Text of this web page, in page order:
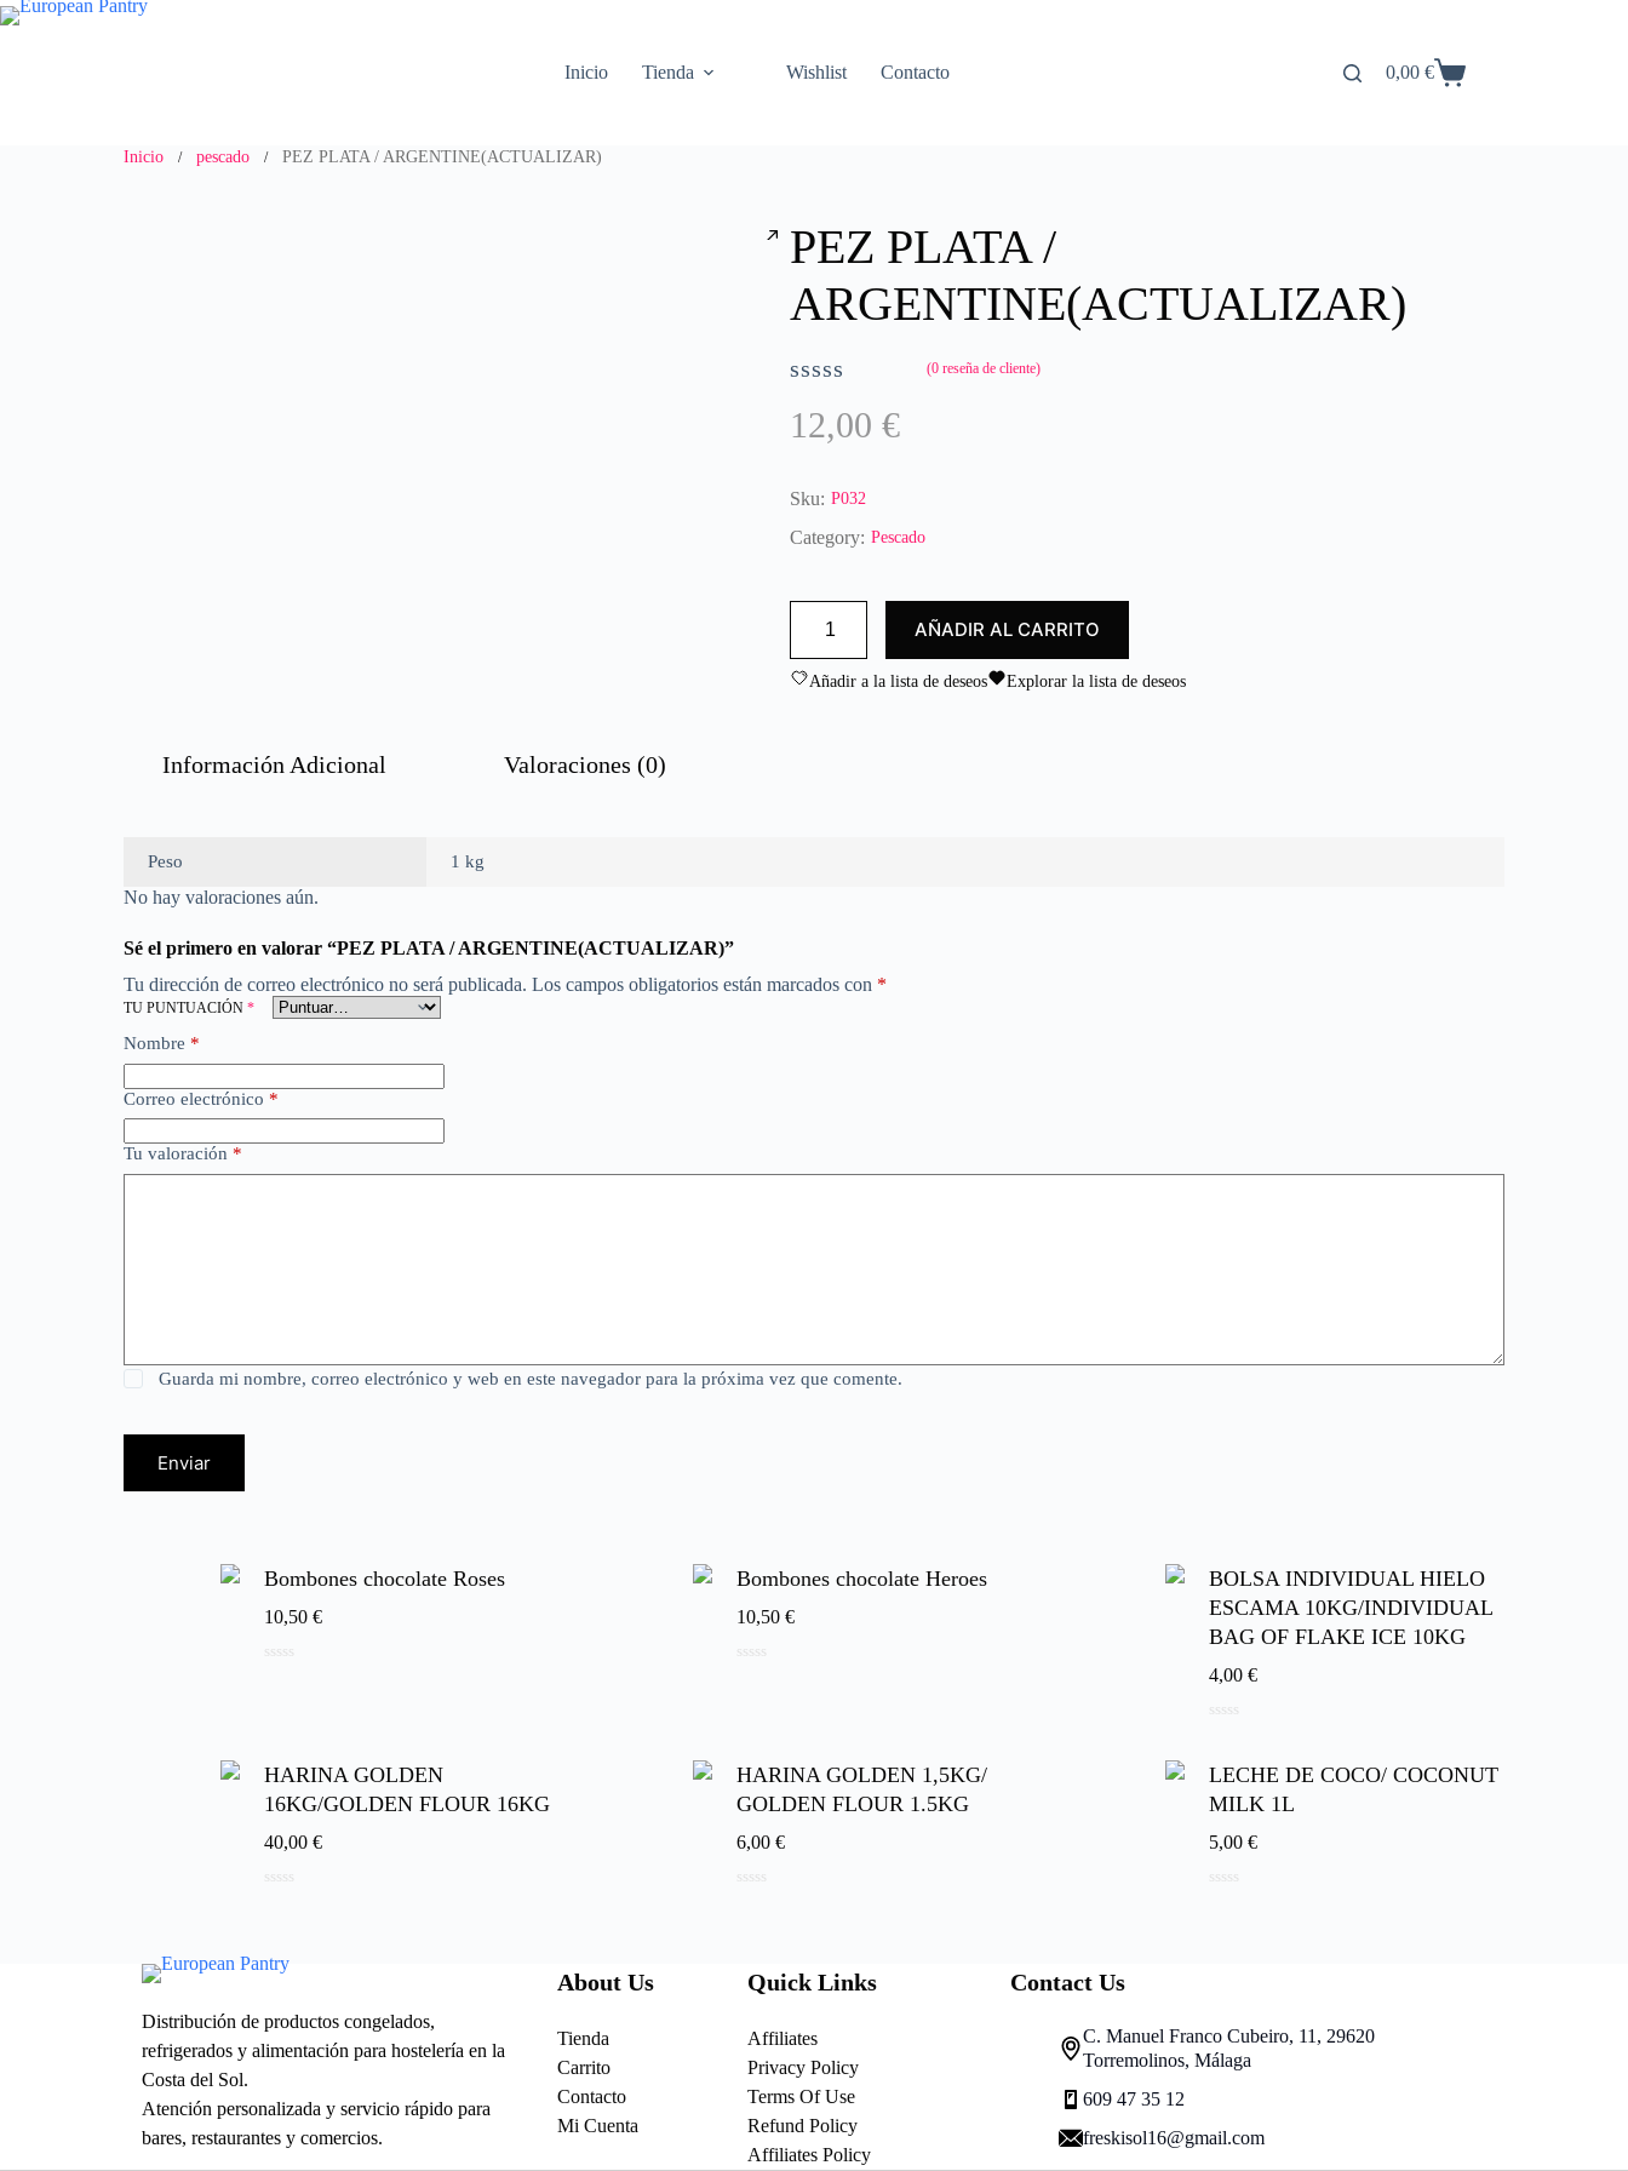
Saltar
al
Inicio
Tienda Wishlist Contacto
Carro
0,00 €
Inicio / pescado / PEZ PLATA / ARGENTINE(ACTUALIZAR)
PEZ PLATA /
ARGENTINE(ACTUALIZAR)
r
a
d
c
0
(0 reseña de cliente)
12,00 €
Sku: P032
Category: Pescado
PLATA
ARGENTINE(ACTUALIZAR)
cantidad
AÑADIR AL CARRITO
Añadir a la lista de deseos Explorar la lista de deseos
Información Adicional Valoraciones (0)
Peso 1 kg
No hay valoraciones aún.
Sé el primero en valorar “PEZ PLATA / ARGENTINE(ACTUALIZAR)”
Tu dirección de correo electrónico no será publicada. Los campos obligatorios están marcados con *
TU PUNTUACIÓN *
Nombre *
Correo electrónico *
Tu valoración *
Guarda mi nombre, correo electrónico y web en este navegador para la próxima vez que comente.
Enviar
Bombones chocolate Roses
10,50 €
Bombones chocolate Heroes
10,50 €
BOLSA INDIVIDUAL HIELO
ESCAMA 10KG/INDIVIDUAL
BAG OF FLAKE ICE 10KG
4,00 €
e
HARINA GOLDEN
16KG/GOLDEN FLOUR 16KG
40,00 €
5
HARINA GOLDEN 1,5KG/
GOLDEN FLOUR 1.5KG
6,00 €
LECHE DE COCO/ COCONUT
MILK 1L
5,00 €
Distribución de productos congelados,
refrigerados y alimentación para hostelería en la
Costa del Sol.
Atención personalizada y servicio rápido para
bares, restaurantes y comercios.
About Us
Tienda
Carrito
Contacto
Mi Cuenta
Quick Links
Affiliates
Privacy Policy
Terms Of Use
Refund Policy
Affiliates Policy
Contact Us
C. Manuel Franco Cubeiro, 11, 29620
Torremolinos, Málaga
609 47 35 12
freskisol16@gmail.com